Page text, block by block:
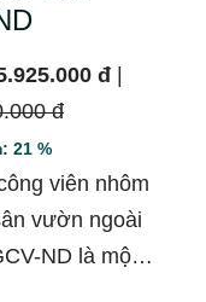
đ |
đ
21 %
viên nhôm
vườn ngoài
ND là một